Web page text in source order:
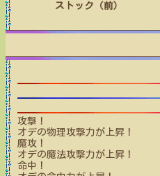
ストック（前）
攻撃！
オデの物理攻撃力が上昇！
魔攻！
オデの魔法攻撃力が上昇！
命中！